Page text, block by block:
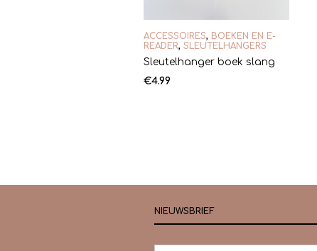
ACCESSOIRES, BOEKEN EN E-
READER, SLEUTELHANGERS
Sleutelhanger boek slang
€4.99
NIEUWSBRIEF